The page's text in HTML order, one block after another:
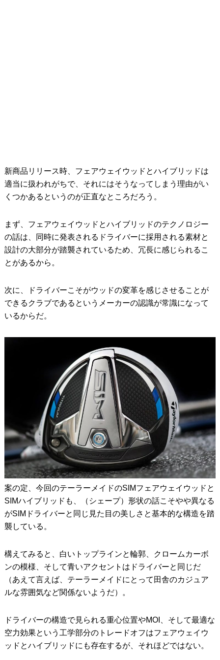
新商品リリース時、フェアウェイウッドとハイブリッドは
適当に扱われがちで、それにはそうなってしまう理由がい
くつかあるというのが正直なところだろう。
まず、フェアウェイウッドとハイブリッドのテクノロジー
の話は、同時に発表されるドライバーに採用される素材と
設計の大部分が踏襲されているため、冗長に感じられるこ
とがあるから。
次に、ドライバーこそがウッドの変革を感じさせることが
できるクラブであるというメーカーの認識が常識になって
いるからだ。
案の定、今回のテーラーメイドのSIMフェアウェイウッドと
SIMハイブリッドも、（シェープ）形状の話こそやや異なる
がSIMドライバーと同じ見た目の美しさと基本的な構造を踏
襲している。
構えてみると、白いトップラインと輪郭、クロームカーボ
ンの模様、そして青いアクセントはドライバーと同じだ
（あえて言えば、テーラーメイドにとって田舎のカジュア
ルな雰囲気など関係ないようだ）。
ドライバーの構造で見られる重心位置やMOI、そして最適な
空力効果という工学部分のトレードオフはフェアウェイウ
ッドとハイブリッドにも存在するが、それほどではない。